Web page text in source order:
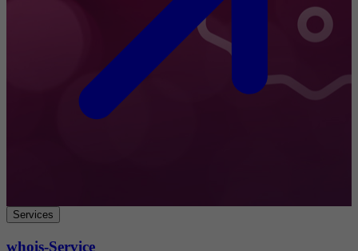
Services
whois-Service